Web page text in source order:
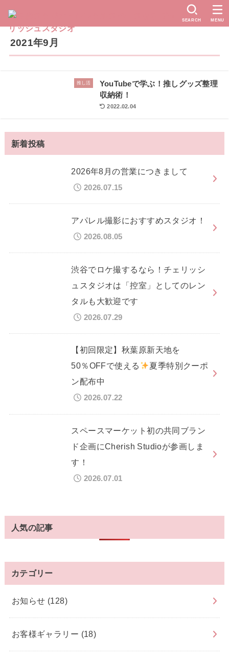
SEARCH MENU
2021年9月
推し活
YouTubeで学ぶ！推しグッズ整理
収納術！
2022.02.04
新着投稿
2026年8月の営業につきまして
2026.07.15
アパレル撮影におすすめスタジオ！
2026.08.05
渋谷でロケ撮するなら！チェリッシ
ュスタジオは「控室」としてのレン
タルも大歓迎です
2026.07.29
【初回限定】秋葉原新天地を
50％OFFで使える
夏季特別クーポ
ン配布中
2026.07.22
スペースマーケット初の共同ブラン
ド企画にCherish Studioが参画しま
す！
2026.07.01
人気の記事
カテゴリー
お知らせ (128)
お客様ギャラリー (18)